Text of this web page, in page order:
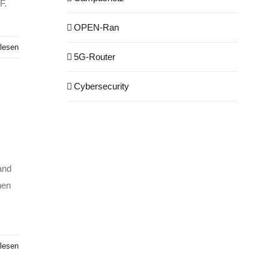
OPEN-Ran
5G-Router
Cybersecurity